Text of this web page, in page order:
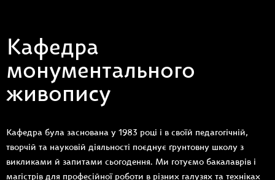
Кафедра
монументального
живопису
Кафедра була заснована у 1983 році і в своїй педагогічній,
творчій та науковій діяльності поєднує ґрунтовну школу з
викликами й запитами сьогодення. Ми готуємо бакалаврів і
магістрів для професійної роботи в різних галузях та техніках